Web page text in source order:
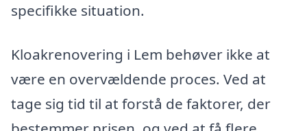
specifikke situation.
Kloakrenovering i Lem behøver ikke at
være en overvældende proces. Ved at
tage sig tid til at forstå de faktorer, der